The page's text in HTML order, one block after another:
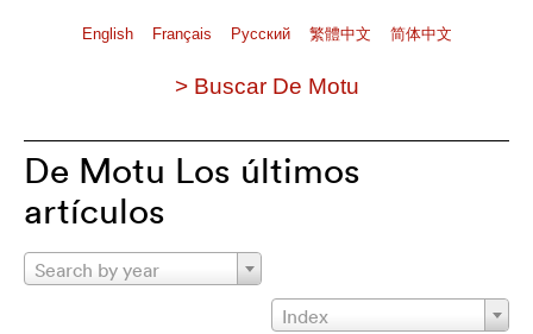
English Français Pусский 繁體中文 简体中文
> Buscar De Motu
De Motu Los últimos
artículos
Search by year
Index